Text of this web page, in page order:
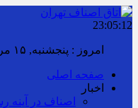
23:05:13
امروز : پنجشنبه, ۱۵ مرداد , ۱۴۰۵
صفحه اصلی
اخبار
اصناف در آینه